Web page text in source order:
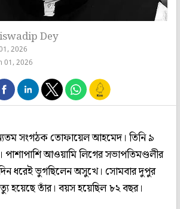
Dey
2026
01, 2026
সংগঠক তোফায়েল আহমেদ। তিনি ৯
পাশাপাশি আওয়ামি লিগের সভাপতিমণ্ডলীর
ধরেই ভুগছিলেন অসুখে। সোমবার দুপুর
হয়েছে তাঁর। বয়স হয়েছিল ৮২ বছর।